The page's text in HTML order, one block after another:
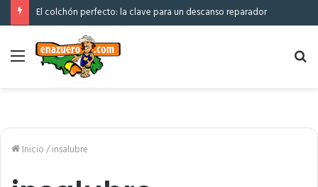
El colchón perfecto: la clave para un descanso reparador
Menú
Inicio/insalubre